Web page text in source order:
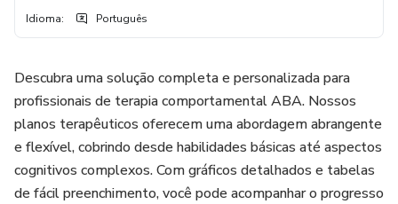
Idioma: Português
Descubra uma solução completa e personalizada para
profissionais de terapia comportamental ABA. Nossos
planos terapêuticos oferecem uma abordagem abrangente
e flexível, cobrindo desde habilidades básicas até aspectos
cognitivos complexos. Com gráficos detalhados e tabelas
de fácil preenchimento, você pode acompanhar o progresso